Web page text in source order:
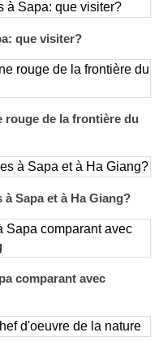
que visiter?
rouge de la frontière du
Sapa et à Ha Giang?
comparant avec